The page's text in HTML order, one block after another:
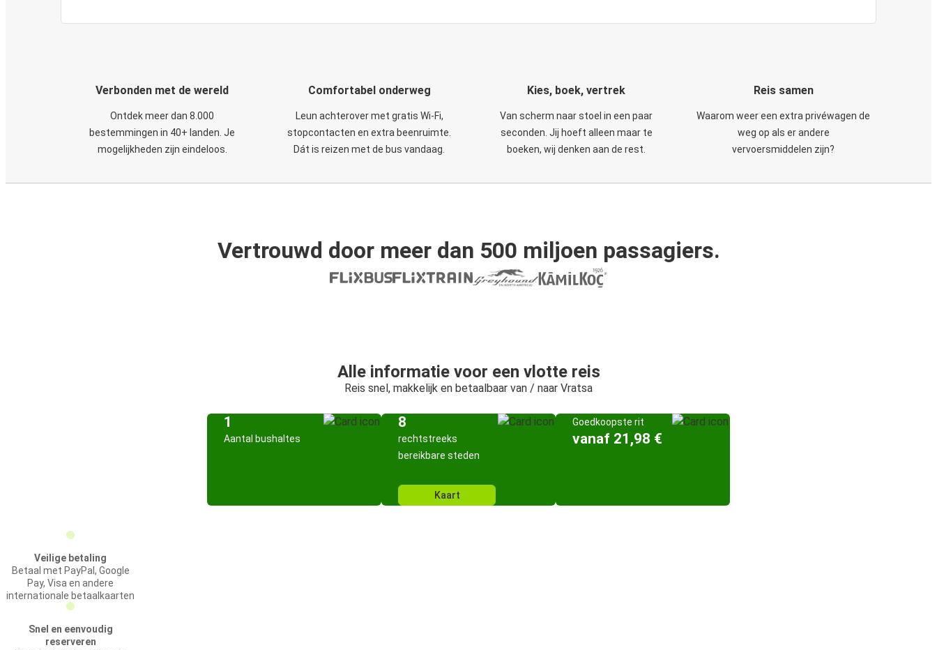
Verbonden met de wereld
Ontdek meer dan 8.000
bestemmingen in 40+ landen. Je
mogelijkheden zijn eindeloos.
Comfortabel onderweg
Leun achterover met gratis Wi-Fi,
stopcontacten en extra beenruimte.
Dát is reizen met de bus vandaag.
Kies, boek, vertrek
Van scherm naar stoel in een paar
seconden. Jij hoeft alleen maar te
boeken, wij denken aan de rest.
Reis samen
Waarom weer een extra privéwagen de
weg op als er andere
vervoersmiddelen zijn?
Vertrouwd door meer dan 500 miljoen passagiers.
Alle informatie voor een vlotte reis
Reis snel, makkelijk en betaalbaar van / naar Vratsa
1
Aantal bushaltes
8
rechtstreeks
bereikbare steden
Kaart
Goedkoopste rit
vanaf 21,98 €
Veilige betaling
Betaal met PayPal, Google
Pay, Visa en andere
internationale betaalkaarten
Snel en eenvoudig
reserveren